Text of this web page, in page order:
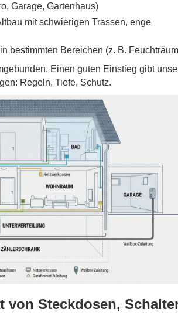
Garage, Gartenhaus)
mit schwierigen Trassen, enge
bestimmten Bereichen (z. B.
Einen guten Einstieg gibt
Regeln, Tiefe, Schutz.
von Steckdosen,